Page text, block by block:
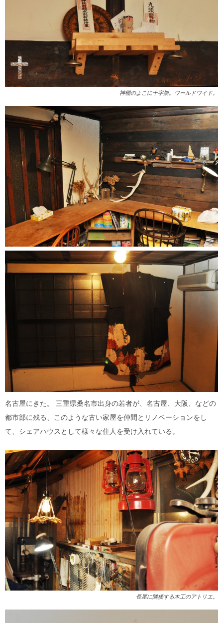
神棚のよこに十字架。ワールドワイド。
名古屋にきた。 三重県桑名市出身の若者が、名古屋、大阪、などの
都市部に残る、このような古い家屋を仲間とリノベーションをし
て、シェアハウスとして様々な住人を受け入れている。
長屋に隣接する木工のアトリエ。